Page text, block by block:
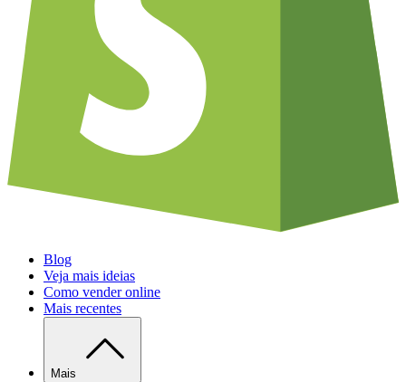
Blog
Veja mais ideias
Como vender online
Mais recentes
Mais